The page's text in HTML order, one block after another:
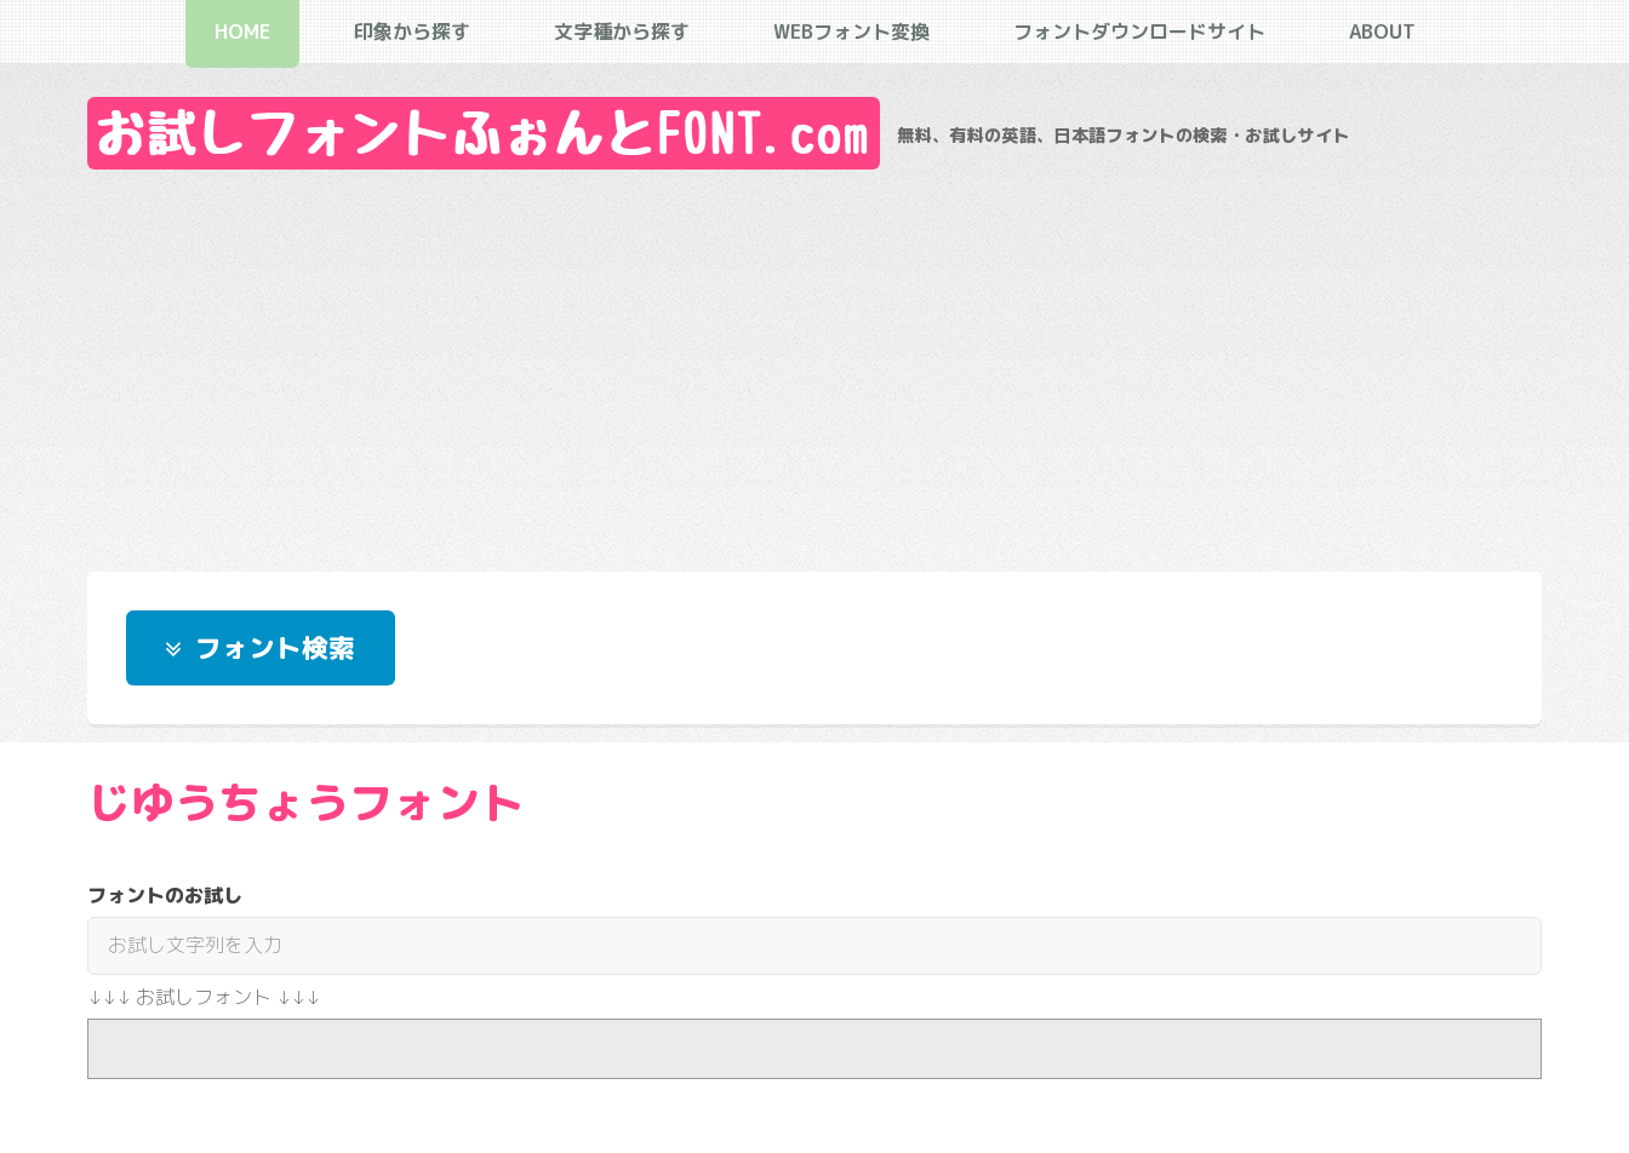
お試しフォントふぉんとFONT.com 無料、有料の英語、日本語フォントの検索・お試しサイト
フォント検索
じゆうちょうフォント
フォントのお試し
↓↓↓ お試しフォント ↓↓↓
HOME 印象から探す 文字種から探す WEBフォント変換 フォントダウンロードサイト ABOUT